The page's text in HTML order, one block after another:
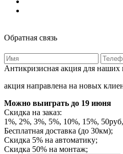
Обратная связь
Антикризисная акция для наших
акция направлена на новых
Можно выиграть до 19 июня
Скидка на заказ:
1%, 2%, 3%, 5%, 10%, 15%,
Бесплатная доставка (до 30км);
Скидка 5% на автоматику;
Скидка 50% на монтаж;